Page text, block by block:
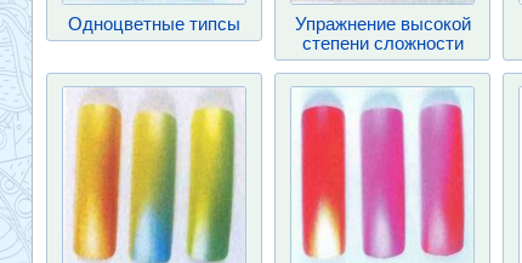
Одноцветные типсы
Упражнение высокой
степени сложности